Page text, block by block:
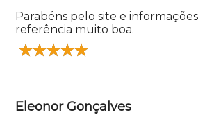
Parabéns pelo site e
referência muito boa.
Eleonor Gonçalves